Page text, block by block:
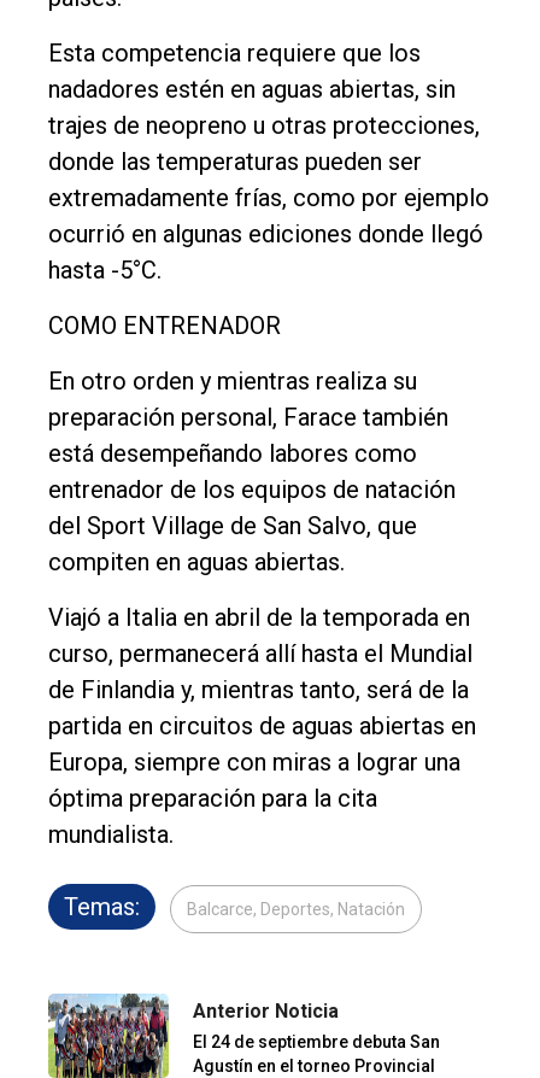
Esta competencia requiere que los
nadadores estén en aguas abiertas, sin
trajes de neopreno u otras protecciones,
donde las temperaturas pueden ser
extremadamente frías, como por ejemplo
ocurrió en algunas ediciones donde llegó
hasta -5°C.
COMO ENTRENADOR
En otro orden y mientras realiza su
preparación personal, Farace también
está desempeñando labores como
entrenador de los equipos de natación
del Sport Village de San Salvo, que
compiten en aguas abiertas.
Viajó a Italia en abril de la temporada en
curso, permanecerá allí hasta el Mundial
de Finlandia y, mientras tanto, será de la
partida en circuitos de aguas abiertas en
Europa, siempre con miras a lograr una
óptima preparación para la cita
mundialista.
Temas: Balcarce, Deportes, Natación
Anterior Noticia
El 24 de septiembre debuta San
Agustín en el torneo Provincial